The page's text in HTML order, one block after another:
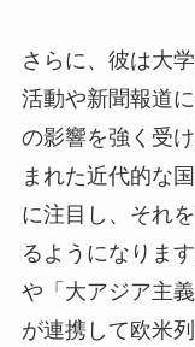
さらに、彼は大
活動や新聞報道
の影響を強く受
まれた近代的な
に注目し、それ
るようになりま
や「大アジア主
が連携して欧米